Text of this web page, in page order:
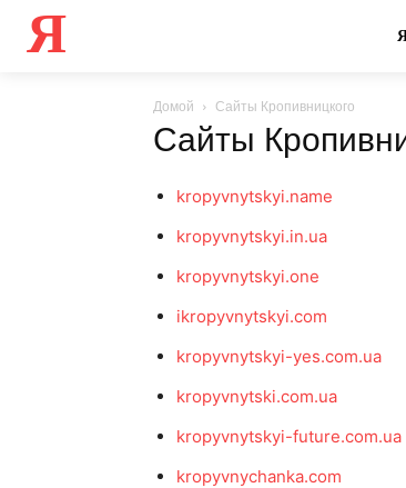
Я
Домой Сайты Кропивницкого
Сайты
kropyvnytskyi.name
kropyvnytskyi.in.ua
kropyvnytskyi.one
ikropyvnytskyi.com
kropyvnytskyi-yes.com.ua
kropyvnytski.com.ua
kropyvnytskyi-future.com.ua
kropyvnychanka.com